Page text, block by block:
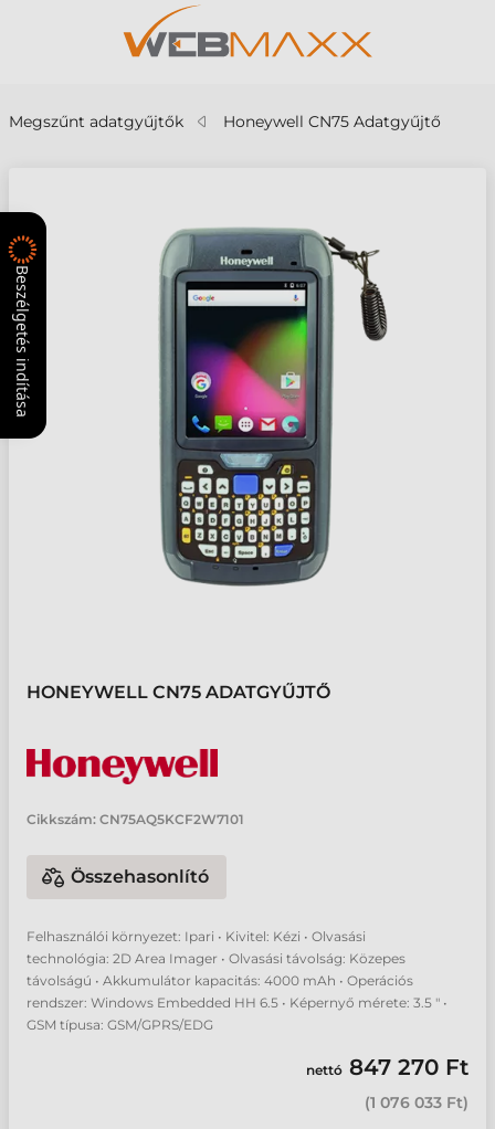
Megszűnt adatgyűjtők Honeywell CN75 Adatgyűjtő
HONEYWELL CN75 ADATGYŰJTŐ
Cikkszám: CN75AQ5KCF2W7101
Összehasonlító
Felhasználói környezet: Ipari • Kivitel: Kézi • Olvasási
technológia: 2D Area Imager • Olvasási távolság: Közepes
távolságú • Akkumulátor kapacitás: 4000 mAh • Operációs
rendszer: Windows Embedded HH 6.5 • Képernyő mérete: 3.5 " •
GSM típusa: GSM/GPRS/EDG
nettó 847 270 Ft
(1 076 033 Ft)
Beszélgetés indítása